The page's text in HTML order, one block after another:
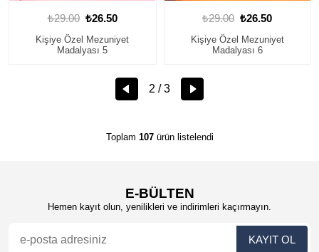
₺29.00 ₺26.50
Kişiye Özel Mezuniyet
Madalyası 5
₺29.00 ₺26.50
Kişiye Özel Mezuniyet
Madalyası 6
2 / 3
Toplam 107ürün listelendi
E-BÜLTEN
Hemen kayıt olun, yenilikleri ve indirimleri kaçırmayın.